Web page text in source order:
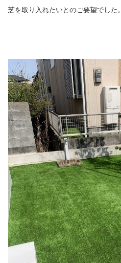
芝を取り入れたいとのご要望でした。